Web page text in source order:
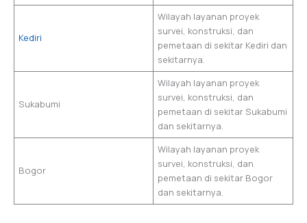
Kediri
Wilayah layanan proyek
survei, konstruksi, dan
pemetaan di sekitar Kediri dan
sekitarnya.
Sukabumi
Wilayah layanan proyek
survei, konstruksi, dan
pemetaan di sekitar Sukabumi
dan sekitarnya.
Bogor
Wilayah layanan proyek
survei, konstruksi, dan
pemetaan di sekitar Bogor
dan sekitarnya.